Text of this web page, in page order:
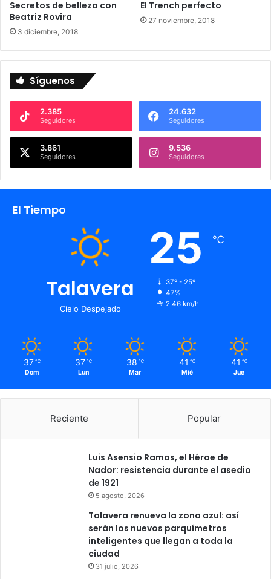
a
M
a
t
e
o
Secretos de belleza con
Beatriz Rovira
3 diciembre, 2018
El Trench perfecto
27 noviembre, 2018
Síguenos
2.385
Seguidores
24.632
Seguidores
3.861
Seguidores
9.536
Seguidores
El Tiempo
Talavera
Cielo Despejado
25 ℃
37º - 25º
47%
2.46 km/h
37 ℃
Dom
37 ℃
Lun
38 ℃
Mar
41 ℃
Mié
41 ℃
Jue
Reciente Popular
Luis Asensio Ramos, el Héroe de
Nador: resistencia durante el asedio
de 1921
5 agosto, 2026
Talavera renueva la zona azul: así
serán los nuevos parquímetros
inteligentes que llegan a toda la
ciudad
31 julio, 2026